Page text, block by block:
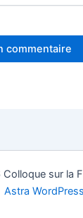
sur la
Astra